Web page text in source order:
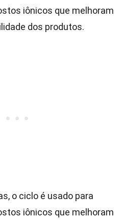
iônicos que melhoram
dos produtos.
o ciclo é usado para
iônicos que melhoram